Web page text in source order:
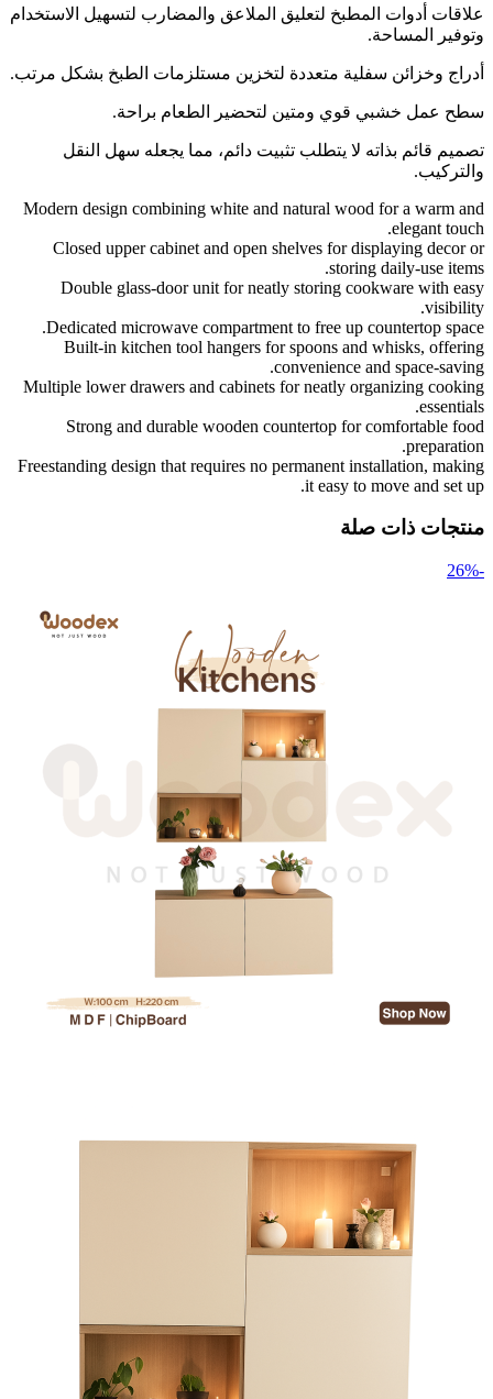
علاقات أدوات المطبخ لتعليق الملاعق والمضارب لتسهيل الاستخدام
وتوفير المساحة.
أدراج وخزائن سفلية متعددة لتخزين مستلزمات الطبخ بشكل مرتب.
سطح عمل خشبي قوي ومتين لتحضير الطعام براحة.
تصميم قائم بذاته لا يتطلب تثبيت دائم، مما يجعله سهل النقل
والتركيب.
Modern design combining white and natural wood for a warm and
elegant touch.
Closed upper cabinet and open shelves for displaying decor or
storing daily-use items.
Double glass-door unit for neatly storing cookware with easy
visibility.
Dedicated microwave compartment to free up countertop space.
Built-in kitchen tool hangers for spoons and whisks, offering
convenience and space-saving.
Multiple lower drawers and cabinets for neatly organizing cooking
essentials.
Strong and durable wooden countertop for comfortable food
preparation.
Freestanding design that requires no permanent installation, making
it easy to move and set up.
منتجات ذات صلة
-26%